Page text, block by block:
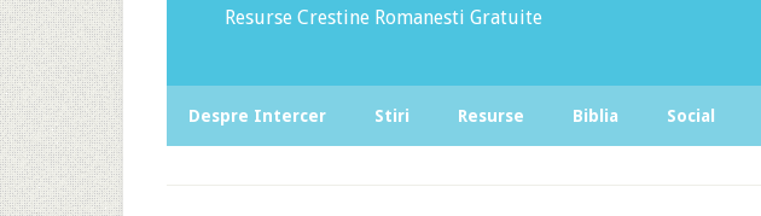
Resurse Crestine Romanesti Gratuite
Despre Intercer Stiri Resurse Biblia Social